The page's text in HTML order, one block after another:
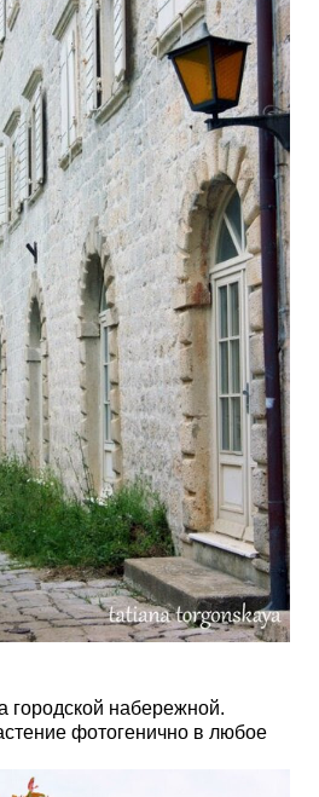
городской набережной.
фотогенично в любое